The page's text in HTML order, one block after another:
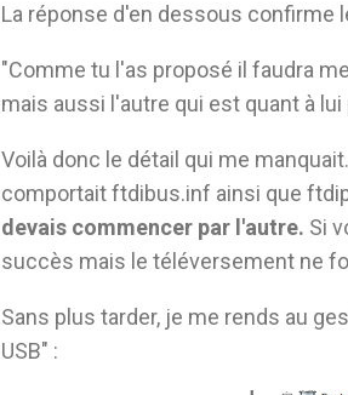
La réponse d'en dessous confirme
"Comme tu l'as proposé il faudra
mais aussi l'autre qui est quant à
Voilà donc le détail qui me
comportait ftdibus.inf ainsi que
devais commencer par l'autre. Si
succès mais le téléversement ne
Sans plus tarder, je me rends au
USB" :